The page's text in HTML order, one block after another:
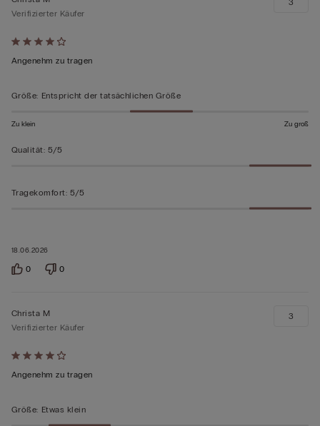
Mit
4
5
18.06.2026
Verifizierter Käufer
Angenehm zu tragen
3
Größe: Entspricht der tatsächlichen Größe
Zu klein Zu groß
Qualität: 5/5
Tragekomfort: 5/5
0 0
Mit
4
5
Christa M
Verifizierter Käufer
Angenehm zu tragen
3
Größe: Etwas klein